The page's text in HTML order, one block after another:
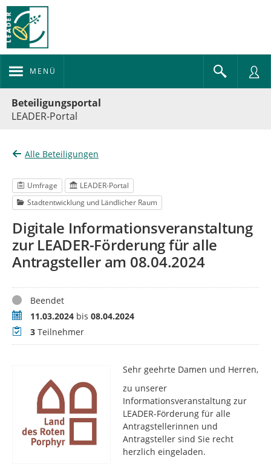
MENÜ
Beteiligungsportal
LEADER-Portal
Alle Beteiligungen
Umfrage
LEADER-Portal
Stadtentwicklung und Ländlicher Raum
Digitale Informationsveranstaltung
zur LEADER-Förderung für alle
Antragsteller am 08.04.2024
StatusBeendet
Zeitraum11.03.2024 bis 08.04.2024
Teilnehmer
3 Teilnehmer
Sehr geehrte Damen und Herren,
zu unserer
Informationsveranstaltung zur
LEADER-Förderung für alle
Antragstellerinnen und
Antragsteller sind Sie recht
herzlich eingeladen.